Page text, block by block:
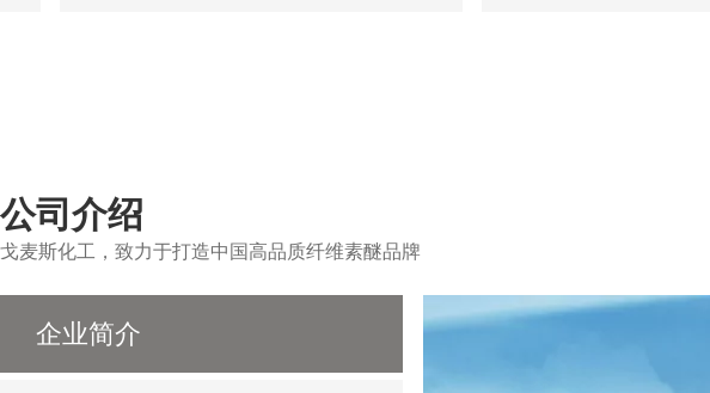
公司介绍
戈麦斯化工，致力于打造中国高品质纤维素醚品牌
企业简介